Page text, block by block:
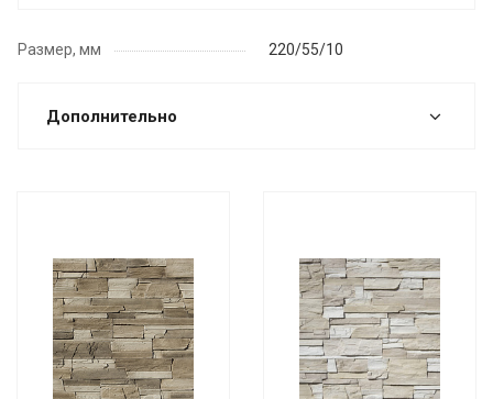
Размер, мм 220/55/10
Дополнительно